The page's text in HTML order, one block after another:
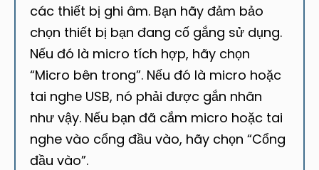
các thiết bị ghi âm. Bạn hãy đảm bảo
chọn thiết bị bạn đang cố gắng sử dụng.
Nếu đó là micro tích hợp, hãy chọn
“Micro bên trong”. Nếu đó là micro hoặc
tai nghe USB, nó phải được gắn nhãn
như vậy. Nếu bạn đã cắm micro hoặc tai
nghe vào cổng đầu vào, hãy chọn “Cổng
đầu vào”.